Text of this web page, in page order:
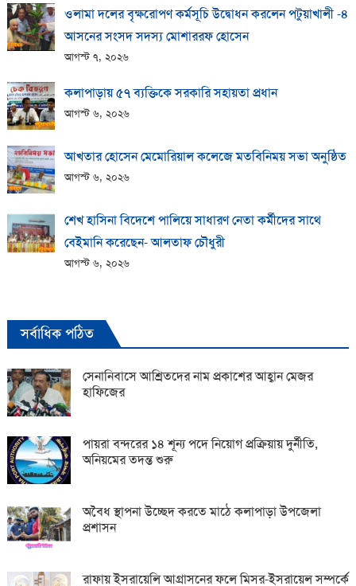
ওলামা দলের বৃক্ষরোপণ কর্মসূচি উদ্বোধন করলেন পটুয়াখালী -৪
আসনের সংসদ সদস্য মোশাররফ হোসেন
আগস্ট ৭, ২০২৬
কলাপাড়ায় ​৫৭ ব্যক্তিকে সরকারি সহায়তা প্রধান
আগস্ট ৬, ২০২৬
আখতার হোসেন মেমোরিয়াল কলেজে মতবিনিময় সভা অনুষ্ঠিত
আগস্ট ৬, ২০২৬
শেখ হাসিনা বিদেশে পালিয়ে সাধারণ নেতা কর্মীদের সাথে
বেইমানি করেছেন- আলতাফ চৌধুরী
আগস্ট ৬, ২০২৬
সর্বাধিক পঠিত
সেনানিবাসে আশ্রিতদের নাম প্রকাশের আহ্বান মেজর
হাফিজের
পায়রা বন্দরের ১৪ শূন্য পদে নিয়োগ প্রক্রিয়ায় দুর্নীতি,
অনিয়মের তদন্ত শুরু
অবৈধ স্থাপনা উচ্ছেদ করতে মাঠে কলাপাড়া উপজেলা
প্রশাসন
রাফায় ইসরায়েলি আগ্রাসনের ফলে মিসর-ইসরায়েল সম্পর্কে